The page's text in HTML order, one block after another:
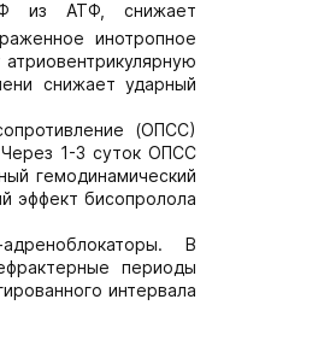
из АТФ, снижает
инотропное
снижает ударный
(ОПСС)
Через 1-3 суток ОПСС
гемодинамический
эффект бисопролола
В
периоды
интервала